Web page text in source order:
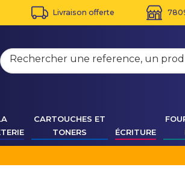
Livraison offerte
CARTOUCHES ET
TONERS
ÉCRITURE